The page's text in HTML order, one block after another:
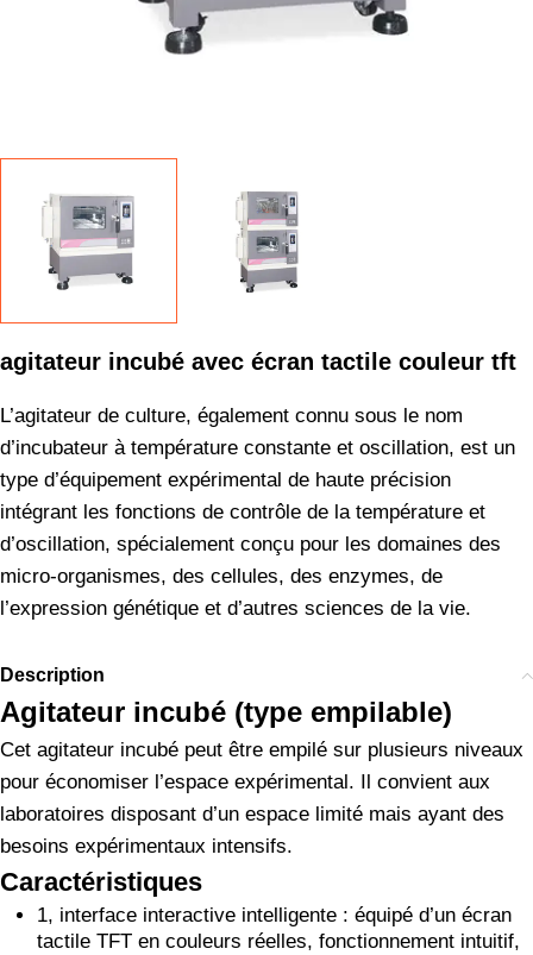
agitateur incubé avec écran tactile couleur tft
L’agitateur de culture, également connu sous le nom
d’incubateur à température constante et oscillation, est un
type d’équipement expérimental de haute précision
intégrant les fonctions de contrôle de la température et
d’oscillation, spécialement conçu pour les domaines des
micro-organismes, des cellules, des enzymes, de
l’expression génétique et d’autres sciences de la vie.
Description
Agitateur incubé (type empilable)
Cet agitateur incubé peut être empilé sur plusieurs niveaux
pour économiser l’espace expérimental. Il convient aux
laboratoires disposant d’un espace limité mais ayant des
besoins expérimentaux intensifs.
Caractéristiques
1, interface interactive intelligente : équipé d’un écran
tactile TFT en couleurs réelles, fonctionnement intuitif,